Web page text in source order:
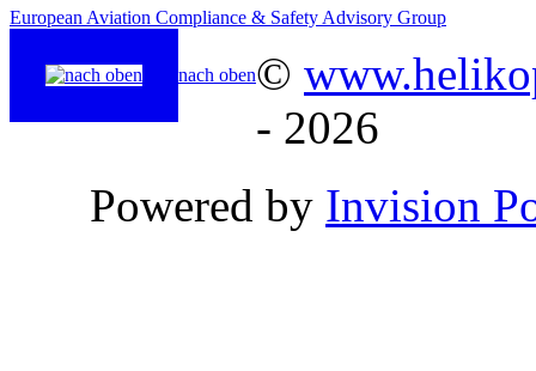
European Aviation Compliance & Safety Advisory Group
nach oben©
- 2026
Powered by Invision